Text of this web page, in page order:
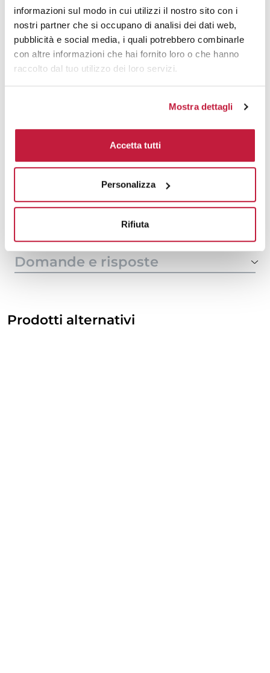
informazioni sul modo in cui utilizzi il nostro sito con i
nostri partner che si occupano di analisi dei dati web,
pubblicità e social media, i quali potrebbero combinarle
con altre informazioni che hai fornito loro o che hanno
raccolto dal tuo utilizzo dei loro servizi.
Mostra dettagli
Accetta tutti
Personalizza
Rifiuta
500 € 30,33 € 29,37
1000 € 29,14 € 31,83
1500 € 28,98 € 31,52
2000 € 28,84 € 31,45
€ 31,37
Tecniche di stampa
Area di personalizzazione
Domande e risposte
Prodotti alternativi